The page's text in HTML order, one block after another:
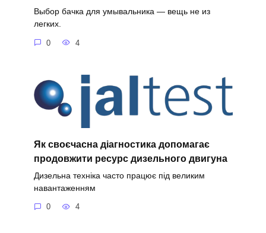
Выбор бачка для умывальника — вещь не из
легких.
0 4
Як своєчасна діагностика допомагає
продовжити ресурс дизельного двигуна
Дизельна техніка часто працює під великим
навантаженням
0 4